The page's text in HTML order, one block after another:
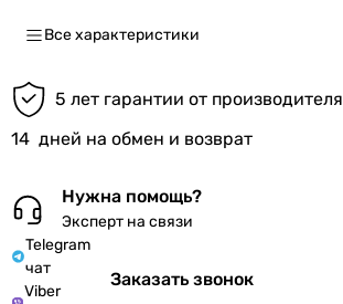
Все характеристики
5 лет гарантии от производителя
14 дней на обмен и возврат
Нужна помощь?
Эксперт на связи
Telegram
чат
Viber
Заказать звонок